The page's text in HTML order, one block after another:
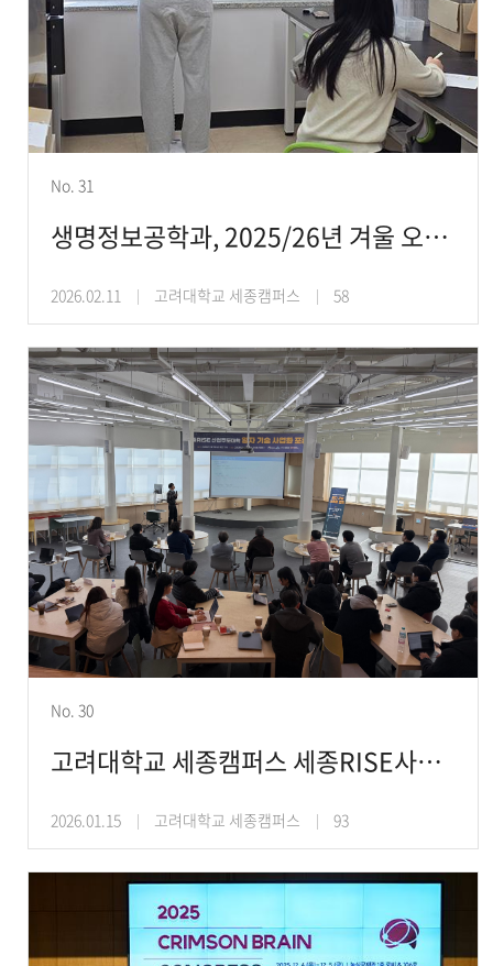
No. 31
생명정보공학과, 2025/26년 겨울 오픈랩 시간제한식이와 수면 건강 프로그램 운영
2026.02.11 고려대학교 세종캠퍼스 58
No. 30
고려대학교 세종캠퍼스 세종RISE사업단, 세종RISE 산업주도대학 ‘양자 기술사업화 포럼’
2026.01.15 고려대학교 세종캠퍼스 93